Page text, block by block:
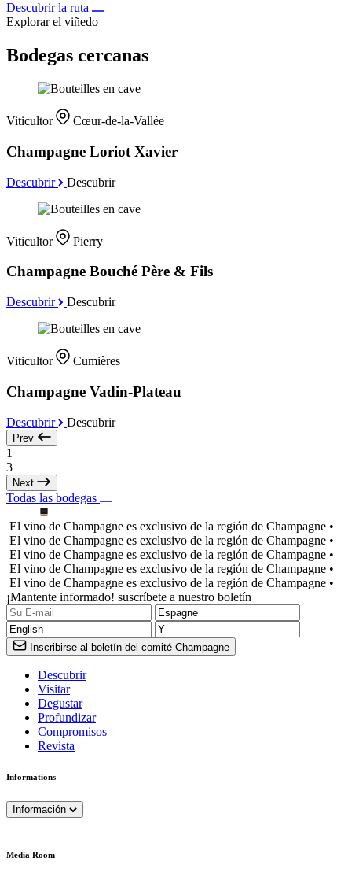
Descubrir la ruta
Explorar el viñedo
Bodegas cercanas
Viticultor Cœur-de-la-Vallée
Champagne Loriot Xavier
Descubrir Descubrir
Viticultor Pierry
Champagne Bouché Père & Fils
Descubrir Descubrir
Viticultor Cumières
Champagne Vadin-Plateau
Descubrir Descubrir
Prev
1
3
Next
Todas las bodegas
El vino de Champagne es exclusivo de la región de Champagne •
El vino de Champagne es exclusivo de la región de Champagne •
El vino de Champagne es exclusivo de la región de Champagne •
El vino de Champagne es exclusivo de la región de Champagne •
El vino de Champagne es exclusivo de la región de Champagne •
¡Mantente informado! suscríbete a nuestro boletín
Inscribirse al boletín del comité Champagne
Descubrir
Visitar
Degustar
Profundizar
Compromisos
Revista
Informations
Información
Media Room